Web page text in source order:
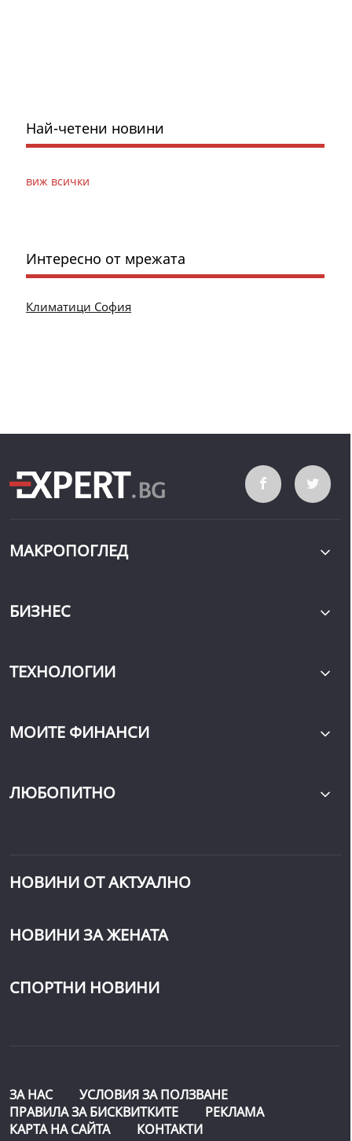
Най-четени новини
виж всички
Интересно от мрежата
Климатици София
МАКРОПОГЛЕД
БИЗНЕС
ТЕХНОЛОГИИ
МОИТЕ ФИНАНСИ
ЛЮБОПИТНО
НОВИНИ ОТ АКТУАЛНО
НОВИНИ ЗА ЖЕНАТА
СПОРТНИ НОВИНИ
ЗА НАС
УСЛОВИЯ ЗА ПОЛЗВАНЕ
ПРАВИЛА ЗА БИСКВИТКИТЕ
РЕКЛАМА
КАРТА НА САЙТА
КОНТАКТИ